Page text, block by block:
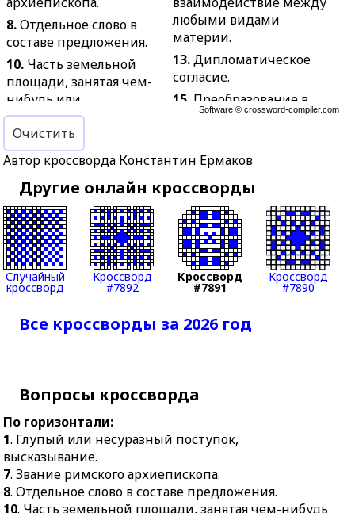
8.Отдельное слово в
составе предложения.
10. Часть земельной
площади, занятая чем-
нибудь или
предназначенная для
чего-нибудь.
12.Работа на корабле,
выполняемая
одновременно всем
личным составом.
14.В дореволюционной
России: обычные
сухопутные войска в
отличие от гвардии.
красочности, яркости,
величин независимо от
их числового
выражения.
19.Полёт под углом
после удара о какую-
нибудь поверхность.
любыми видами
материи.
13.Дипломатическое
согласие.
15. Преобразование в
какой-нибудь области
16.Торжественный
смотр войсковых частей
в присутствии высшего
командования.
17.Женское имя.
20.Задержание
государством судов или
грузов, принадлежащих
государству.
представление.
полыхающий на
26.Жёлтое жирное
вещество, образующееся
Software ©crossword-compiler.com
Очистить
Автор кроссворда Константин Ермаков
Другие онлайн кроссворды
Случайный
кроссворд
Кроссворд
#7892
Кроссворд
#7891
Кроссворд
#7890
Все кроссворды за 2026 год
Вопросы кроссворда
По горизонтали:
1. Глупый или несуразный поступок,
высказывание.
7. Звание римского архиепископа.
8. Отдельное слово в составе предложения.
10. Часть земельной площади, занятая чем-нибудь